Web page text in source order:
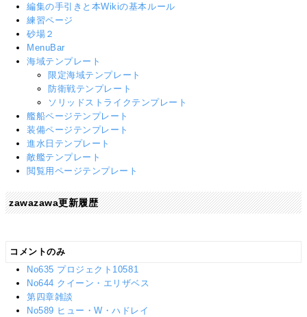
編集の手引きと本Wikiの基本ルール
練習ページ
砂場２
MenuBar
海域テンプレート
限定海域テンプレート
防衛戦テンプレート
ソリッドストライクテンプレート
艦船ページテンプレート
装備ページテンプレート
進水日テンプレート
敵艦テンプレート
閲覧用ページテンプレート
zawazawa更新履歴
コメントのみ
No635 プロジェクト10581
No644 クイーン・エリザベス
第四章雑談
No589 ヒュー・W・ハドレイ